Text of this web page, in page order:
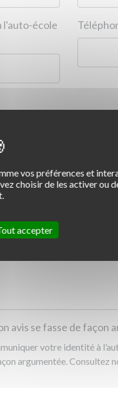
l'auto-école
3 4
avis se fasse de façon
votre identité à
argumentée. Consultez
vos préférences et
choisir de les activer ou
accepter